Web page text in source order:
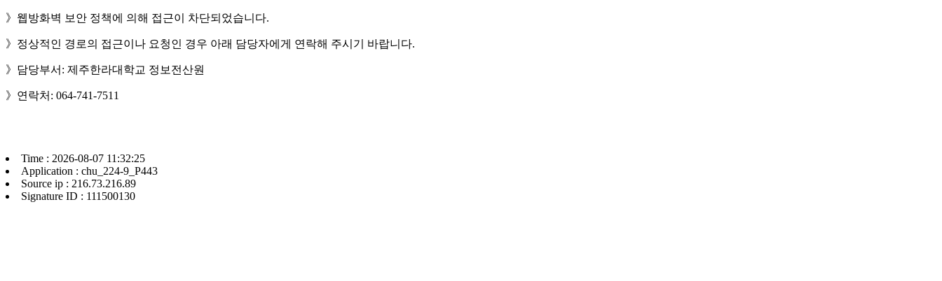
》웹방화벽 보안 정책에 의해 접근이 차단되었습니다.
》정상적인 경로의 접근이나 요청인 경우 아래 담당자에게 연락해 주시기 바랍니다.
》담당부서: 제주한라대학교 정보전산원
》연락처: 064-741-7511
Time : 2026-08-07 11:32:25
Application : chu_224-9_P443
Source ip : 216.73.216.89
Signature ID : 111500130